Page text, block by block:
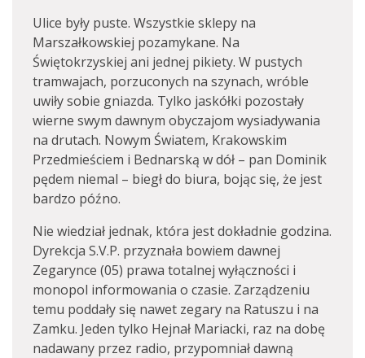
Ulice były puste. Wszystkie sklepy na
Marszałkowskiej pozamykane. Na
Świętokrzyskiej ani jednej pikiety. W pustych
tramwajach, porzuconych na szynach, wróble
uwiły sobie gniazda. Tylko jaskółki pozostały
wierne swym dawnym obyczajom wysiadywania
na drutach. Nowym Światem, Krakowskim
Przedmieściem i Bednarską w dół – pan Dominik
pędem niemal – biegł do biura, bojąc się, że jest
bardzo późno.
Nie wiedział jednak, która jest dokładnie godzina.
Dyrekcja S.V.P. przyznała bowiem dawnej
Zegarynce (05) prawa totalnej wyłączności i
monopol informowania o czasie. Zarządzeniu
temu poddały się nawet zegary na Ratuszu i na
Zamku. Jeden tylko Hejnał Mariacki, raz na dobę
nadawany przez radio, przypomniał dawną